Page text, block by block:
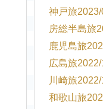
神戸旅2023/
房総半島旅
鹿児島旅
広島旅2022/
川崎旅2022/
和歌山旅